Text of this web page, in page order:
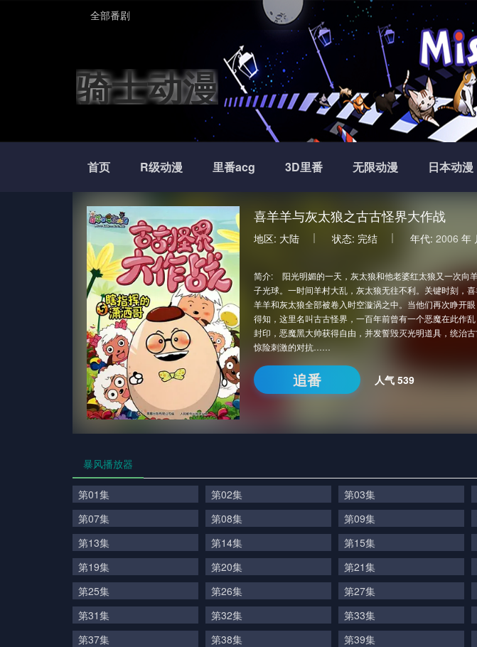
全部番剧
骑士动漫
首页 R级动漫 里番acg 3D里番 无限动漫 日本动漫
喜羊羊与灰太狼之古古怪界大作战
地区: 大陆 状态: 完结 年代: 2006 年
简介:
阳光明媚的一天，灰太狼和他老婆红太狼又一次
子光球。一时间羊村大乱，灰太狼无往不利。关键时刻，
羊羊和灰太狼全部被卷入时空漩涡之中。当他们再次睁开
得知，这里名叫古古怪界，一百年前曾有一个恶魔在此作
封印，恶魔黑大帅获得自由，并发誓毁灭光明道具，统治
惊险刺激的对抗……
追番 人气 539
暴风播放器
第01集 第02集 第03集
第07集
第08集 第09集
第13集
第14集 第15集
第19集
第20集 第21集
第25集
第26集 第27集
第31集
第32集 第33集
第37集
第38集 第39集